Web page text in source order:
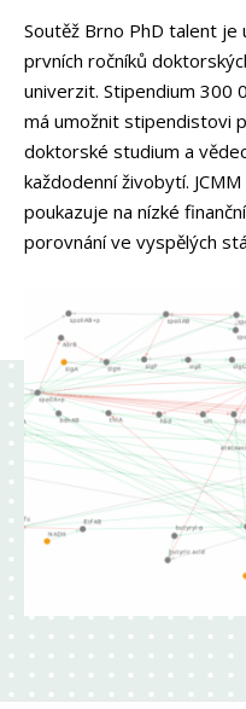
Soutěž Brno PhD talent je
prvních ročníků
univerzit. Stipendium 300
má umožnit stipendistovi
doktorské studium a
každodenní živobytí.
poukazuje na nízké
porovnání ve vyspělých